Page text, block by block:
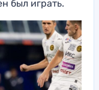
был играть.